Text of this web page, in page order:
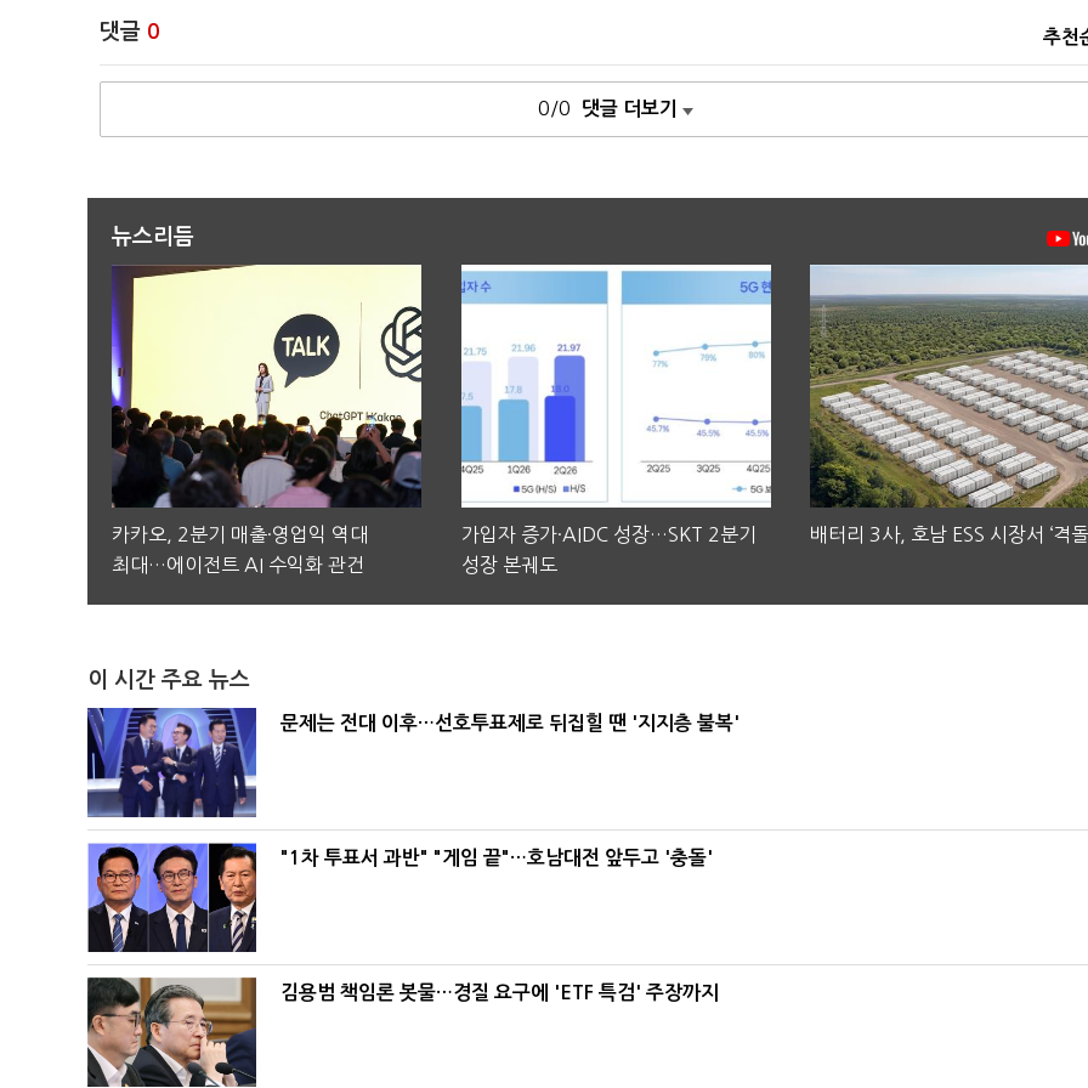
댓글 0 추천
0/0 댓글 더보기
뉴스리듬
카카오, 2분기 매출·영업익 역대
최대…에이전트 AI 수익화 관건
가입자 증가·AIDC 성장…SKT 2분기
성장 본궤도
배터리 3사, 호남 ESS 시장서 ‘격돌
이 시간 주요 뉴스
문제는 전대 이후…선호투표제로 뒤집힐 땐 '지지층 불복'
"1차 투표서 과반" "게임 끝"…호남대전 앞두고 '충돌'
김용범 책임론 봇물…경질 요구에 'ETF 특검' 주장까지